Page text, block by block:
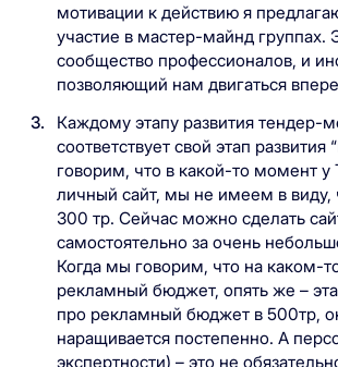
мотивации к действию я
участие в мастер-майнд группах.
сообщество профессионалов, и
позволяющий нам двигаться
Каждому этапу развития тендер-
соответствует свой этап развития
говорим, что в какой-то момент у
личный сайт, мы не имеем в виду,
300 тр. Сейчас можно сделать
самостоятельно за очень
Когда мы говорим, что на каком-
рекламный бюджет, опять же –
про рекламный бюджет в 500тр,
наращивается постепенно. А
экспертности) – это не